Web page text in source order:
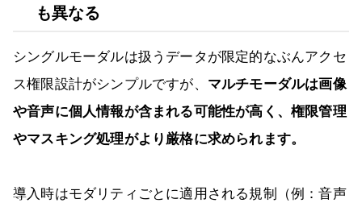
も異なる
シングルモーダルは扱うデータが限定的なぶんアクセ
ス権限設計がシンプルですが、 マルチモーダルは画像
や音声に個人情報が含まれる可能性が高く、権限管理
やマスキング処理がより厳格に求められます。
導入時はモダリティごとに適用される規制（例：音声